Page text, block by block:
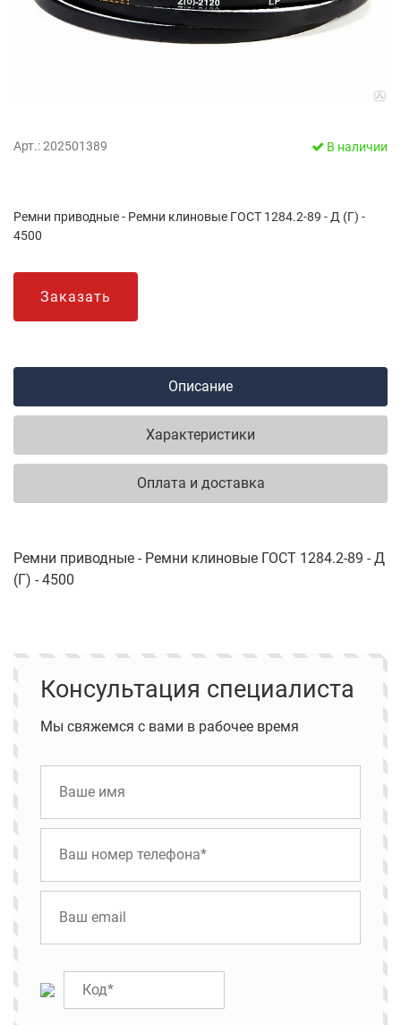
Арт.: 202501389 В наличии
Ремни приводные - Ремни клиновые ГОСТ 1284.2-89 - Д (Г) -
4500
Заказать
Описание
Характеристики
Оплата и доставка
Ремни приводные - Ремни клиновые ГОСТ 1284.2-89 - Д
(Г) - 4500
Консультация специалиста
Мы свяжемся с вами в рабочее время